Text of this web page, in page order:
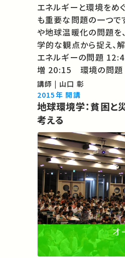
エネルギーと環境をめ
も重要な問題の一つで
や地球温暖化の問題を
学的な観点から捉え、解決
エネルギーの問題 12:42 エネルギー消費量の急
増 20:15 環境の問題 28:26 日本のエネルギー
の安全保障 34:50 リスクのやりくり ★ 東京大学
講師 | 山口 彰
2015年 開講
地球環境学：貧困と
考える